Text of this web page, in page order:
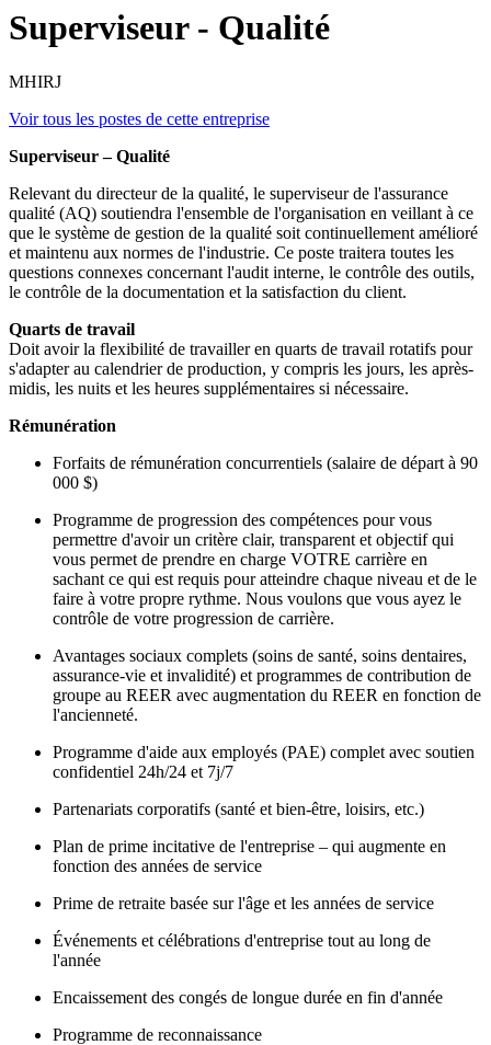
Superviseur - Qualité
MHIRJ
Voir tous les postes de cette entreprise
Superviseur – Qualité
Relevant du directeur de la qualité, le superviseur de l'assurance
qualité (AQ) soutiendra l'ensemble de l'organisation en veillant à ce
que le système de gestion de la qualité soit continuellement amélioré
et maintenu aux normes de l'industrie. Ce poste traitera toutes les
questions connexes concernant l'audit interne, le contrôle des outils,
le contrôle de la documentation et la satisfaction du client.
Quarts de travail
Doit avoir la flexibilité de travailler en quarts de travail rotatifs pour
s'adapter au calendrier de production, y compris les jours, les après-
midis, les nuits et les heures supplémentaires si nécessaire.
Rémunération
Forfaits de rémunération concurrentiels (salaire de départ à 90
000 $)
Programme de progression des compétences pour vous
permettre d'avoir un critère clair, transparent et objectif qui
vous permet de prendre en charge VOTRE carrière en
sachant ce qui est requis pour atteindre chaque niveau et de le
faire à votre propre rythme. Nous voulons que vous ayez le
contrôle de votre progression de carrière.
Avantages sociaux complets (soins de santé, soins dentaires,
assurance-vie et invalidité) et programmes de contribution de
groupe au REER avec augmentation du REER en fonction de
l'ancienneté.
Programme d'aide aux employés (PAE) complet avec soutien
confidentiel 24h/24 et 7j/7
Partenariats corporatifs (santé et bien-être, loisirs, etc.)
Plan de prime incitative de l'entreprise – qui augmente en
fonction des années de service
Prime de retraite basée sur l'âge et les années de service
Événements et célébrations d'entreprise tout au long de
l'année
Encaissement des congés de longue durée en fin d'année
Programme de reconnaissance